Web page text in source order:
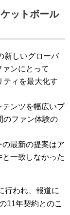
ットボール
新しいグローバ
ンにとって
ティを最大化す
テンツを幅広いプ
のファン体験の
最新の提案はア
一致しなかった
行われ、報道に
11年契約とのこ